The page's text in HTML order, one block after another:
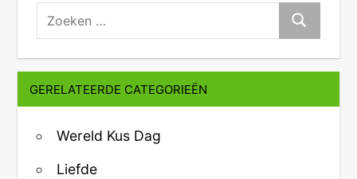
zoeken:
Zoeken
GERELATEERDE CATEGORIEËN
Wereld Kus Dag
Liefde